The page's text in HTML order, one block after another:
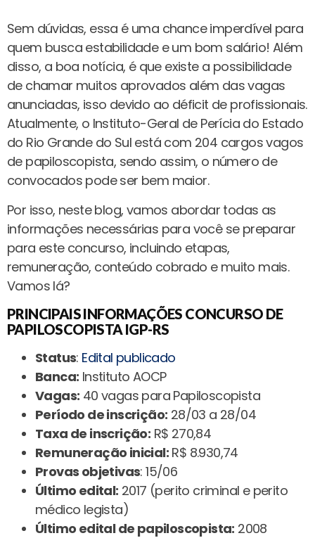
Sem dúvidas, essa é uma chance imperdível para
quem busca estabilidade e um bom salário! Além
disso, a boa notícia, é que existe a possibilidade
de chamar muitos aprovados além das vagas
anunciadas, isso devido ao déficit de profissionais.
Atualmente, o Instituto-Geral de Perícia do Estado
do Rio Grande do Sul está com 204 cargos vagos
de papiloscopista, sendo assim, o número de
convocados pode ser bem maior.
Por isso, neste blog, vamos abordar todas as
informações necessárias para você se preparar
para este concurso, incluindo etapas,
remuneração, conteúdo cobrado e muito mais.
Vamos lá?
PRINCIPAIS INFORMAÇÕES CONCURSO DE
PAPILOSCOPISTA IGP-RS
Status: Edital publicado
Banca: Instituto AOCP
Vagas: 40 vagas para Papiloscopista
Período de inscrição: 28/03 a 28/04
Taxa de inscrição: R$ 270,84
Remuneração inicial: R$ 8.930,74
Provas objetivas: 15/06
Último edital: 2017 (perito criminal e perito
médico legista)
Último edital de papiloscopista: 2008